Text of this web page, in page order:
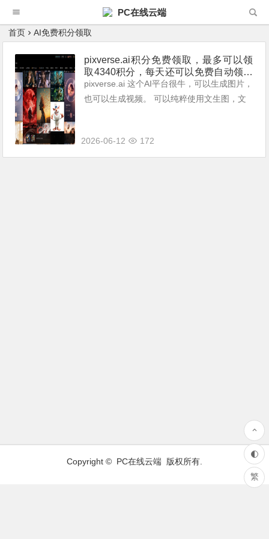
PC在线云端
首页 AI免费积分领取
pixverse.ai积分免费领取，最多可以领
取4340积分，每天还可以免费自动领取
60积分。
pixverse.ai 这个AI平台很牛，可以生成图片，
也可以生成视频。 可以纯粹使用文生图，文
视频。 &...
2026-06-12 172
Copyright © PC在线云端 版权所有.
繁